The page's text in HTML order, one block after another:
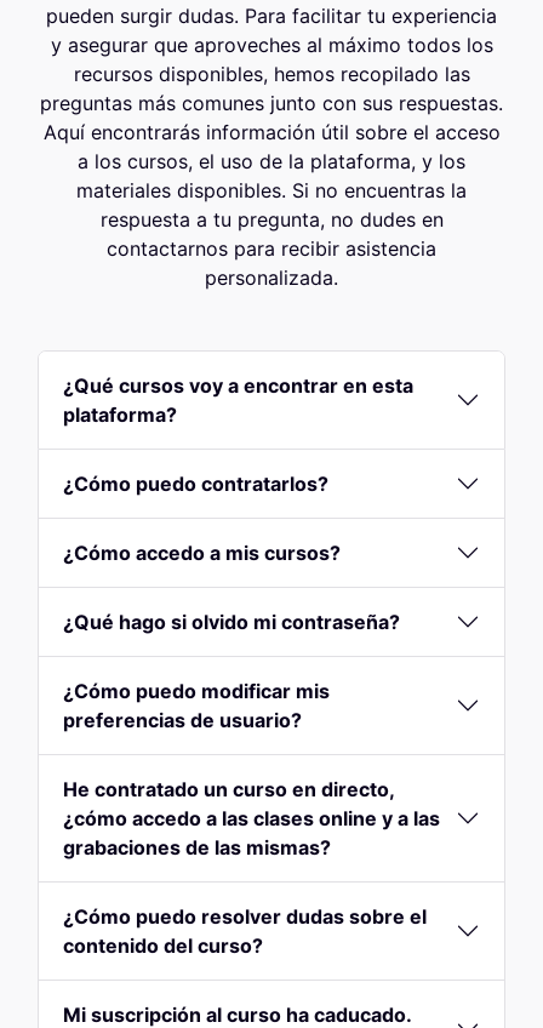
pueden surgir dudas. Para facilitar tu experiencia
y asegurar que aproveches al máximo todos los
recursos disponibles, hemos recopilado las
preguntas más comunes junto con sus respuestas.
Aquí encontrarás información útil sobre el acceso
a los cursos, el uso de la plataforma, y los
materiales disponibles. Si no encuentras la
respuesta a tu pregunta, no dudes en
contactarnos para recibir asistencia
personalizada.
¿Qué cursos voy a encontrar en esta
plataforma?
¿Cómo puedo contratarlos?
¿Cómo accedo a mis cursos?
¿Qué hago si olvido mi contraseña?
¿Cómo puedo modificar mis
preferencias de usuario?
He contratado un curso en directo,
¿cómo accedo a las clases online y a las
grabaciones de las mismas?
¿Cómo puedo resolver dudas sobre el
contenido del curso?
Mi suscripción al curso ha caducado.